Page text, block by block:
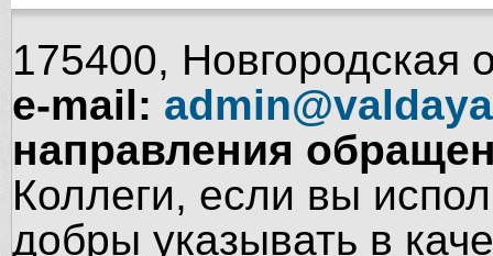
175400, Новгородская
e-mail:
направления
Коллеги, если вы
добры указывать в